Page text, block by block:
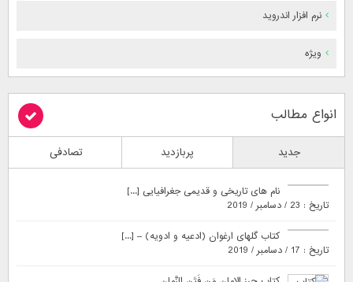
نرم افزار اندروید
ویژه
انواع مطالب
جدید پربازدید تصادفی
نام های تاریخی و قدیمی جغرافیایی [...]
تاریخ : 23 / دسامبر / 2019
کتاب گلهای ارغوان (ادعیه و ادویه) – [...]
تاریخ : 17 / دسامبر / 2019